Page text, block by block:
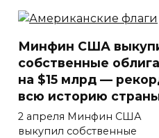
Минфин США
собственные
на $15 млрд —
всю историю
2 апреля Минфин США
выкупил собственные